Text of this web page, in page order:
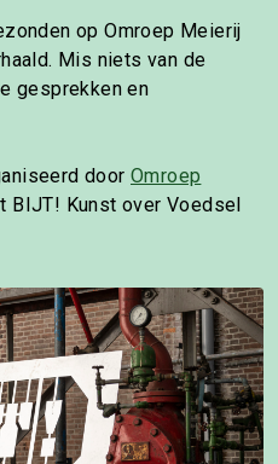
op Omroep Meierij
Mis niets van de
gesprekken en
door Omroep
BIJT! Kunst over Voedsel